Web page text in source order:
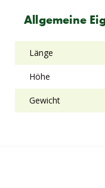
Allgemeine
Länge
Höhe
Gewicht